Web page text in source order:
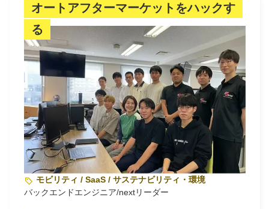
オートアフターマーケットをハックす
る
モビリティ / SaaS / サステナビリティ・環境
バックエンドエンジニア/nextリーダー